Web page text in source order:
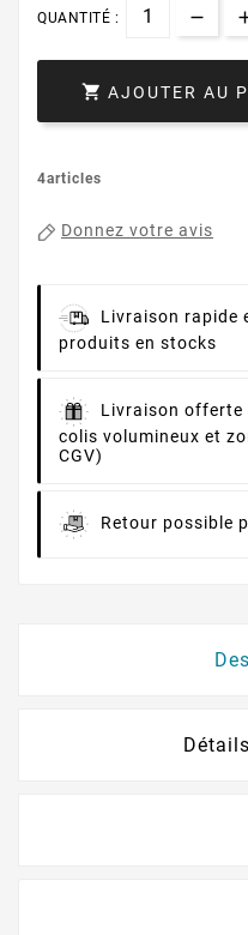
QUANTITÉ :
 AJOUTER AU
4articles
Donnez votre avis
Livraison rapide
produits en stocks
Livraison offerte
colis volumineux et
CGV)
Retour possible